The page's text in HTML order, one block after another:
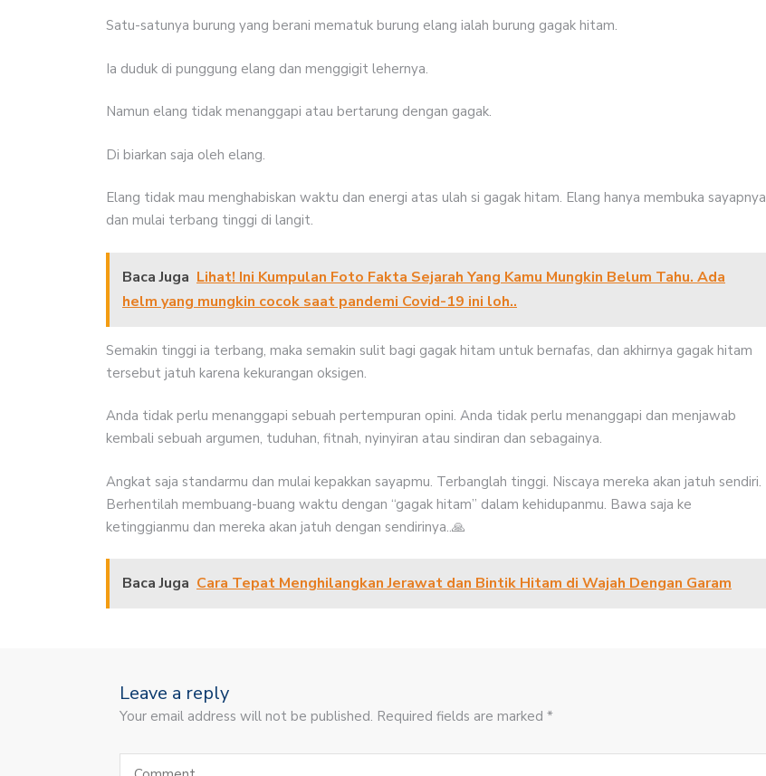
Satu-satunya burung yang berani mematuk burung elang ialah burung gagak hitam.
Ia duduk di punggung elang dan menggigit lehernya.
Namun elang tidak menanggapi atau bertarung dengan gagak.
Di biarkan saja oleh elang.
Elang tidak mau menghabiskan waktu dan energi atas ulah si gagak hitam. Elang hanya membuka sayapnya
dan mulai terbang tinggi di langit.
Baca Juga Lihat! Ini Kumpulan Foto Fakta Sejarah Yang Kamu Mungkin Belum Tahu. Ada
helm yang mungkin cocok saat pandemi Covid-19 ini loh..
Semakin tinggi ia terbang, maka semakin sulit bagi gagak hitam untuk bernafas, dan akhirnya gagak hitam
tersebut jatuh karena kekurangan oksigen.
Anda tidak perlu menanggapi sebuah pertempuran opini. Anda tidak perlu menanggapi dan menjawab
kembali sebuah argumen, tuduhan, fitnah, nyinyiran atau sindiran dan sebagainya.
Angkat saja standarmu dan mulai kepakkan sayapmu. Terbanglah tinggi. Niscaya mereka akan jatuh sendiri.
Berhentilah membuang-buang waktu dengan “gagak hitam” dalam kehidupanmu. Bawa saja ke
ketinggianmu dan mereka akan jatuh dengan sendirinya..🙏
Baca Juga Cara Tepat Menghilangkan Jerawat dan Bintik Hitam di Wajah Dengan Garam
Leave a reply
Your email address will not be published. Required fields are marked *